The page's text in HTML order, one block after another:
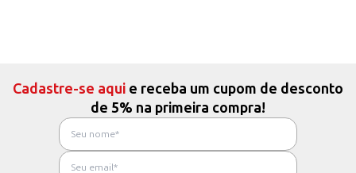
Cadastre-se aqui e receba um cupom de desconto
de 5% na primeira compra!